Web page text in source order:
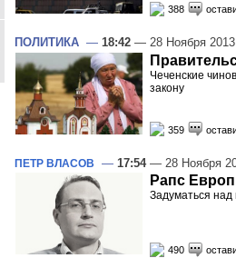
388
ПОЛИТИКА — 18:42 — 28 Ноября 2013
Чеченские
закону
359
ПЕТР ВЛАСОВ — 17:54— 28 Ноября
Рапс
Задуматься
490